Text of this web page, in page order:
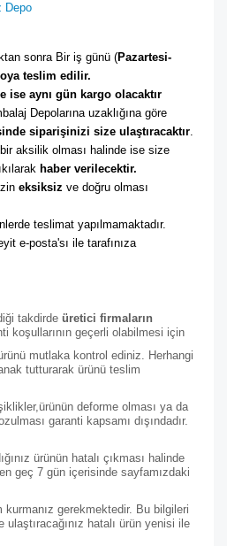
Depo
sonra Bir iş günü (Pazartesi-
teslim edilir.
ise aynı gün kargo olacaktır
Depolarına uzaklığına göre
siparişinizi size ulaştıracaktır.
aksilik olması halinde ise size
haber verilecektir.
eksiksiz
teslimat yapılmamaktadır.
Satın aldığınız ürünler bir teyit e-posta'sı ile tarafınıza
takdirde üretici firmaların
koşullarının geçerli olabilmesi için
mutlaka kontrol ediniz. Herhangi
tutturarak ürünü teslim
deforme olması ya da
garanti kapsamı dışındadır.
ürünün hatalı çıkması halinde
geç 7 gün içerisinde sayfamızdaki
gerekmektedir. Bu bilgileri
hatalı ürün yenisi ile